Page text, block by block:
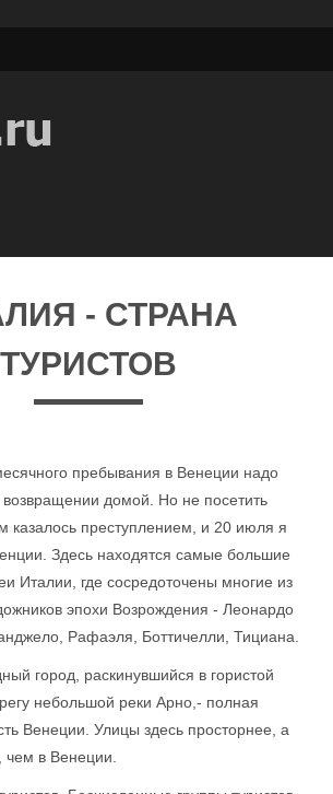
- СТРАНА
ТУРИСТОВ
пребывания в Венеции надо
домой. Но не посетить
преступлением, и 20 июля я
Здесь находятся самые большие
Италии, где сосредоточены многие из
эпохи Возрождения - Леонардо
Рафаэля, Боттичелли, Тициана.
город, раскинувшийся в гористой
небольшой реки Арно,- полная
Венеции. Улицы здесь просторнее, а
чем в Венеции.